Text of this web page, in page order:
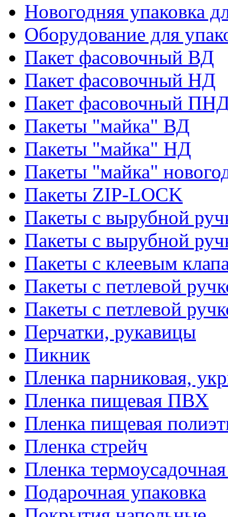
Новогодняя упаковка
Оборудование для
Пакет фасовочный ВД
Пакет фасовочный НД
Пакет фасовочный
Пакеты "майка" ВД
Пакеты "майка" НД
Пакеты "майка"
Пакеты ZIP-LOCK
Пакеты с вырубной
Пакеты с вырубной
Пакеты с клеевым
Пакеты с петлевой
Пакеты с петлевой
Перчатки, рукавицы
Пикник
Пленка парниковая,
Пленка пищевая ПВХ
Пленка пищевая
Пленка стрейч
Пленка
Подарочная упаковка